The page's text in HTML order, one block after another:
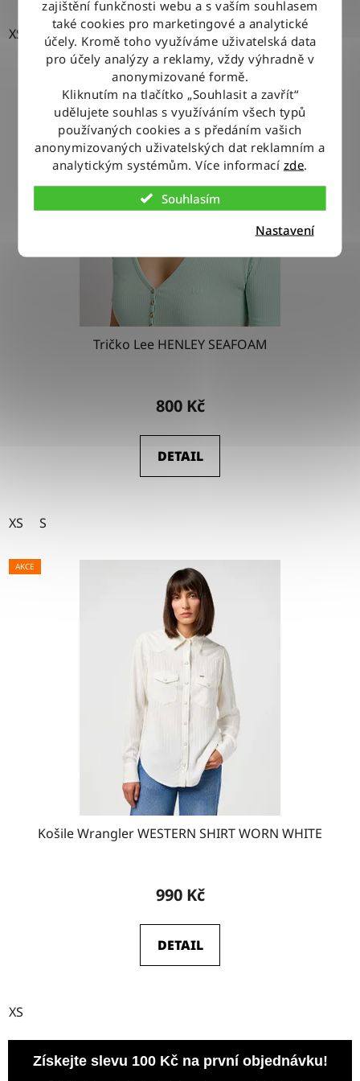
zajištění funkčnosti webu a s vaším souhlasem
také cookies pro marketingové a analytické
účely. Kromě toho využíváme uživatelská data
pro účely analýzy a reklamy, vždy výhradně v
anonymizované formě.
Kliknutím na tlačítko „Souhlasit a zavřít“
udělujete souhlas s využíváním všech typů
používaných cookies a s předáním vašich
anonymizovaných uživatelských dat reklamním a
analytickým systémům. Více informací zde.
Souhlasím
Nastavení
XS L
Tričko Lee HENLEY SEAFOAM
800 Kč
DETAIL
XS S
AKCE
Košile Wrangler WESTERN SHIRT WORN WHITE
990 Kč
DETAIL
XS
Získejte slevu 100 Kč na první objednávku!